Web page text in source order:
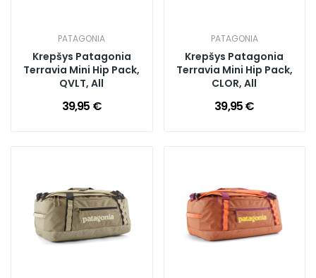
PATAGONIA
Krepšys Patagonia
Terravia Mini Hip Pack,
QVLT, All
39,95 €
PATAGONIA
Krepšys Patagonia
Terravia Mini Hip Pack,
CLOR, All
39,95 €